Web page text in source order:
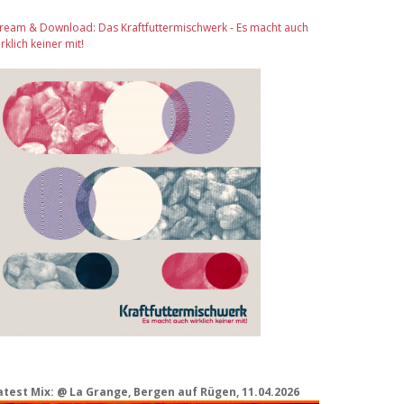
& Download: Das Kraftfuttermischwerk - Es macht auch
keiner mit!
Mix: @ La Grange, Bergen auf Rügen, 11.04.2026